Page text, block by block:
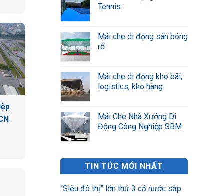
Tennis
Mái che di động sân bóng
rổ
Mái che di động kho bãi,
logistics, kho hàng
Mái Che Nhà Xưởng Di
Động Công Nghiệp SBM
TIN TỨC MỚI NHẤT
“Siêu đô thị” lớn thứ 3 cả nước sắp